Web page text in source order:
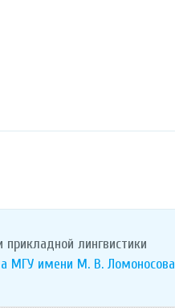
лингвистики
МГУ имени М. В. Ломоносова